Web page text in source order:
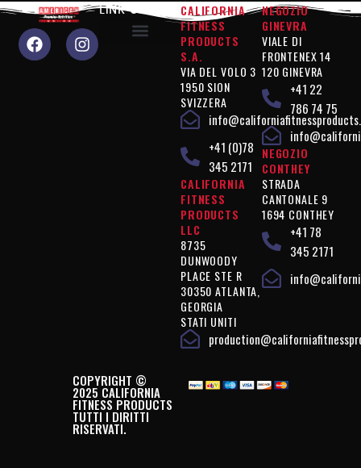
LINK UTILI
CALIFORNIA
FITNESS
PRODUCTS
S.A.
VIA DEL VOLO 3
1950 SION
SVIZZERA
+41 (0)78
345 2171
CALIFORNIA
FITNESS
PRODUCTS
LLC
8735
DUNWOODY
PLACE STE R
30350 ATLANTA,
GEORGIA
STATI UNITI
NEGOZIO
GINEVRA
VIALE DI
FRONTENEX 14
120 GINEVRA
+41 22
786 74 75
NEGOZIO
CONTHEY
STRADA
CANTONALE 9
1694 CONTHEY
+41 78
345 2171
COPYRIGHT ©
2025 CALIFORNIA
FITNESS PRODUCTS
TUTTI I DIRITTI
RISERVATI.